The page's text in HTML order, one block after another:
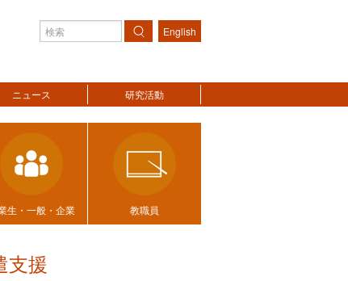
検索
English
ニュース 研究活動
生・一般・企業 教職員
支援